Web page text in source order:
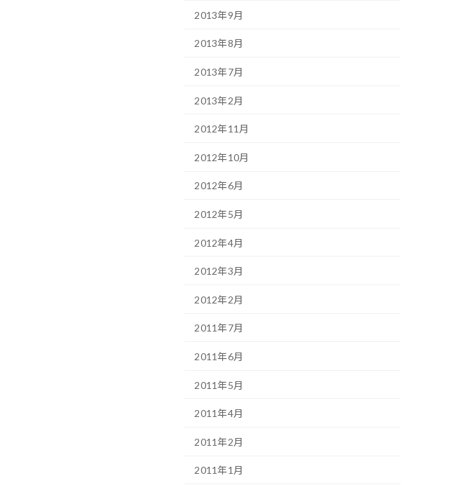
2013年9月
2013年8月
2013年7月
2013年2月
2012年11月
2012年10月
2012年6月
2012年5月
2012年4月
2012年3月
2012年2月
2011年7月
2011年6月
2011年5月
2011年4月
2011年2月
2011年1月